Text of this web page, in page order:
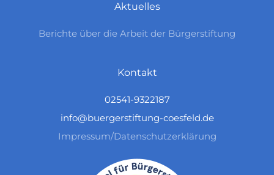
Aktuelles
Berichte über die Arbeit der Bürgerstiftung
Kontakt
02541-9322187
info@buergerstiftung-coesfeld.de
Impressum/Datenschutzerklärung